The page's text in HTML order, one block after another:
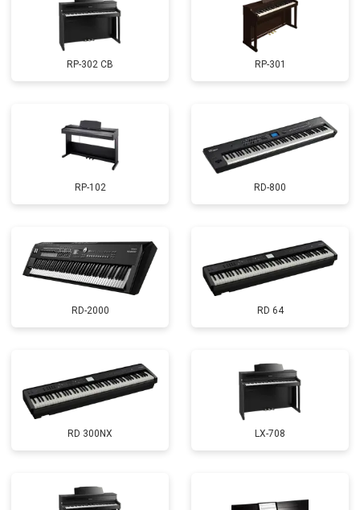
RP-302 CB RP-301
RP-102 RD-800
RD-2000 RD 64
RD 300NX LX-708